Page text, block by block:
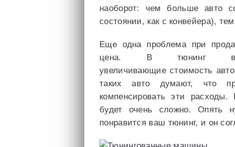
наоборот: чем больше авто
состоянии, как с конвейера),
Еще одна проблема при
цена. В тюнинг
увеличивающие стоимость
таких авто думают, что
компенсировать эти
будет очень сложно. Опять
понравится ваш тюнинг, и он